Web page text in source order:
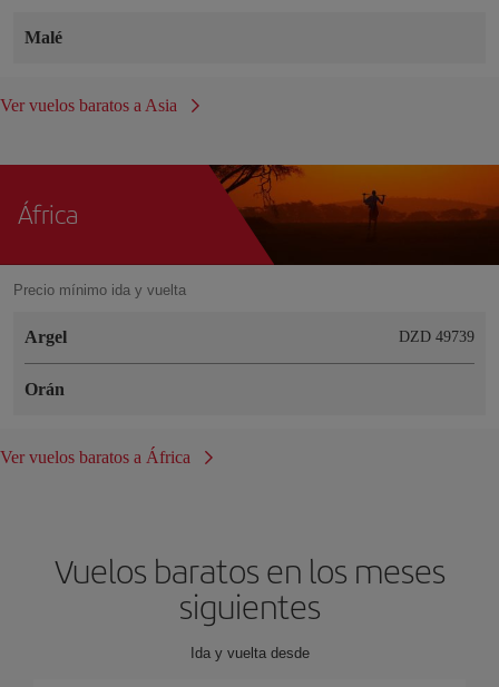
Malé
Ver vuelos baratos a Asia
África
Precio mínimo ida y vuelta
Argel DZD 49739
Orán
Ver vuelos baratos a África
Vuelos baratos en los meses
siguientes
Ida y vuelta desde